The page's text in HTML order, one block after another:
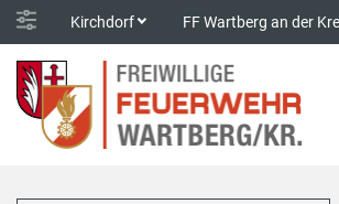
Kirchdorf FF Wartberg an der